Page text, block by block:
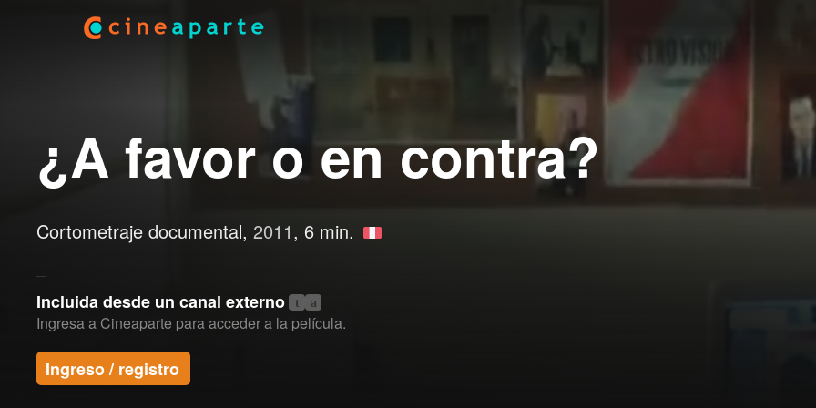
¿A favor o en contra?
Cortometraje documental, 2011, 6 min.
Incluida desde un canal externo t a
Ingresa a Cineaparte para acceder a la película.
Ingreso / registro